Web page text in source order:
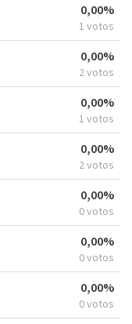
0,00%
1 votos
0,00%
2 votos
0,00%
1 votos
0,00%
2 votos
0,00%
0 votos
0,00%
0 votos
0,00%
0 votos